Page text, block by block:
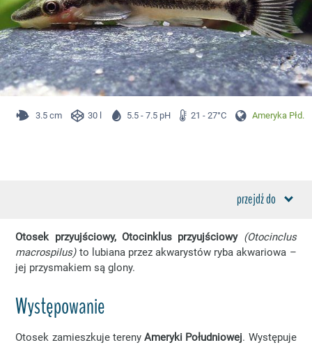
3.5 cm 30 l 5.5 - 7.5 pH 21 - 27°C Ameryka Płd.
przejdź do
Otosek przyujściowy, Otocinklus przyujściowy (Otocinclus
macrospilus)to lubiana przez akwarystów ryba akwariowa –
jej przysmakiem są glony.
Występowanie
Otosek zamieszkuje terenyAmeryki Południowej. Występuje